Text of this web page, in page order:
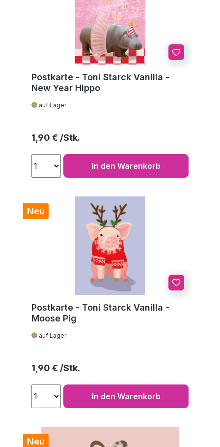
Postkarte - Toni Starck Vanilla -
New Year Hippo
auf Lager
Regulärer Preis:
1,90 €
In den Warenkorb
Neu
Postkarte - Toni Starck Vanilla -
Moose Pig
auf Lager
Regulärer Preis:
1,90 €
In den Warenkorb
Neu